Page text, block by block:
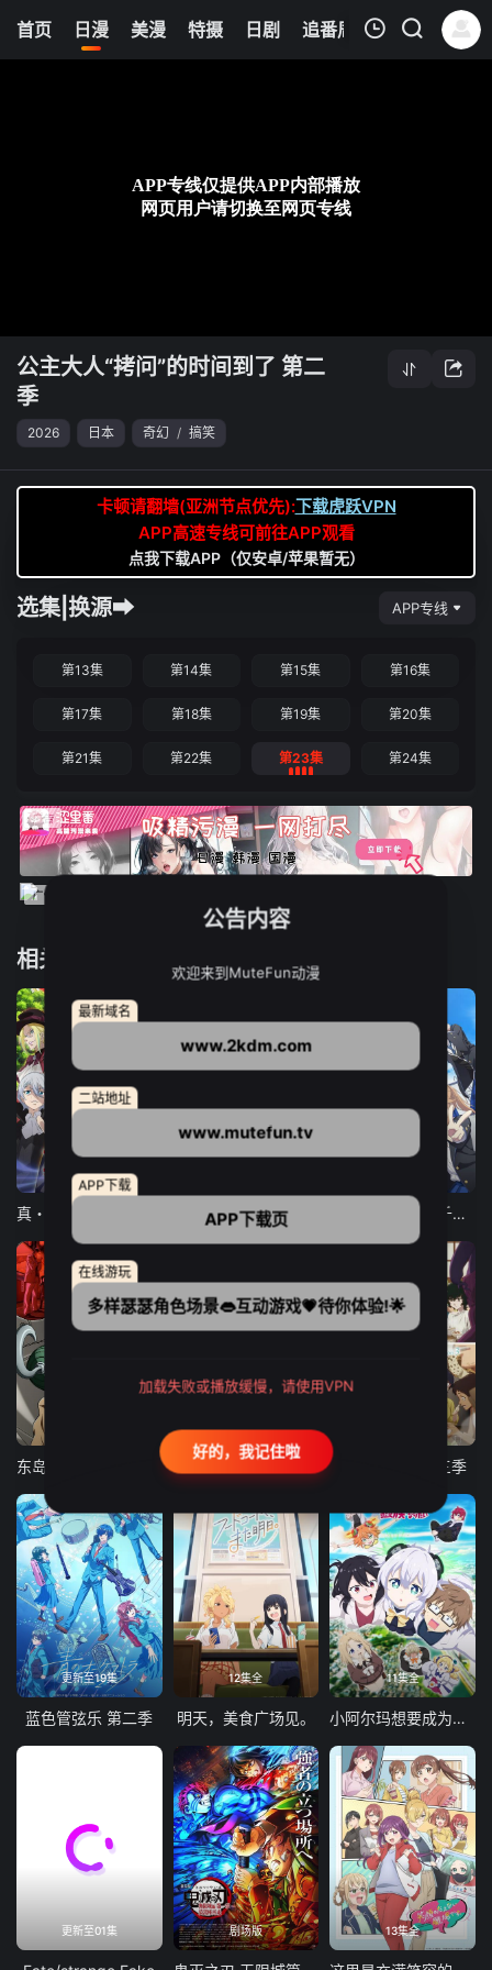
首页 日漫 美漫 特摄 日剧 追番周表 今日更新
0
清空
公主大人“拷问”的时间到了 第二
季
2026 日本 奇幻 / 搞笑
卡顿请翻墙(亚洲节点优先):下载虎跃VPN
APP高速专线可前往APP观看
点我下载APP（仅安卓/苹果暂无）
选集|换源➡ APP专线
第13集 第14集 第15集 第16集
第17集 第18集 第19集 第20集
第21集 第22集 第23集 第24集
相关推荐
12集全
东京猫猫 NEW～♡ 弹珠汽水瓶里的千岁同学
古诺希亚 致不灭的你 第三季
更新至19集
蓝色管弦乐 第二季
12集全
明天，美食广场见。
11集全
小阿尔玛想要成为家人
更新至01集 剧场版 13集全
公告内容
欢迎来到MuteFun动漫
最新域名
www.2kdm.com
二站地址
www.mutefun.tv
APP下载
APP下载页
在线游玩
多样瑟瑟角色场景👄互动游戏💗待你体验!🌟
加载失败或播放缓慢，请使用VPN
好的，我记住啦